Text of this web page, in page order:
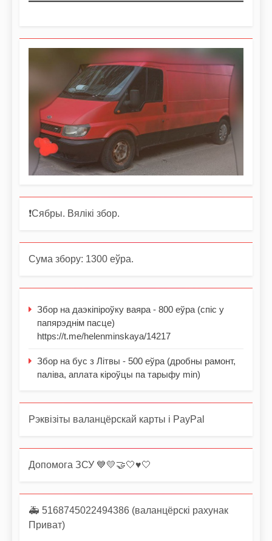
❗️Сябры. Вялікі збор.
Сума збору: 1300 еўра.
Збор на даэкіпіроўку ваяра - 800 еўра (спіс у
папярэднім пасце)
https://t.me/helenminskaya/14217
Збор на бус з Літвы - 500 еўра (дробны рамонт,
паліва, аплата кіроўцы па тарыфу min)
Рэквізіты валанцёрскай карты і PayPal
Допомога ЗСУ 💙💛🤝🤍♥️🤍
🚑 5168745022494386 (валанцёрскі рахунак
Приват)